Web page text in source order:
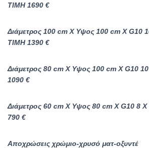
TIMH 1690 €
Διάμετρος 100 cm X Υψος 100 cm X G10
TIMH 1390 €
Διάμετρος 80 cm X Υψος 100 cm X G10
1090 €
Διάμετρος 60 cm X Υψος 80 cm X G10 8
790 €
Αποχρώσεις χρώμιο-χρυσό ματ-οξυντέ